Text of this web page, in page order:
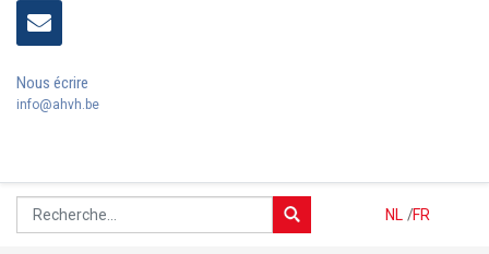
Nous écrire
info@ahvh.be
NL FR
/